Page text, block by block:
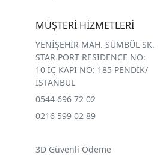
MÜŞTERİ HİZMETLERİ
YENİŞEHİR MAH. SÜMBÜL SK.
STAR PORT RESIDENCE NO:
10 İÇ KAPI NO: 185 PENDİK/
İSTANBUL
0544 696 72 02
0216 599 02 89
3D Güvenli Ödeme